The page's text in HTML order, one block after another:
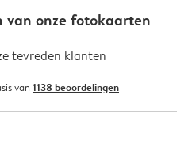
van onze fotokaarten
tevreden klanten
van 1138 beoordelingen